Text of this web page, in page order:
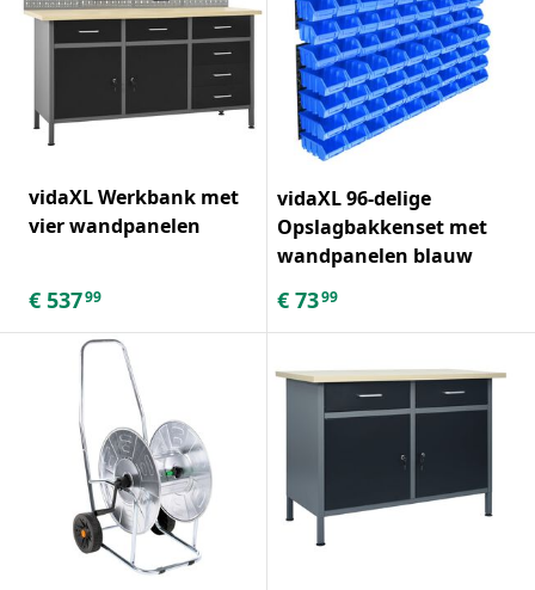
vidaXL Werkbank met
vier wandpanelen
€ 53799
vidaXL 96-delige
Opslagbakkenset met
wandpanelen blauw
€ 7399